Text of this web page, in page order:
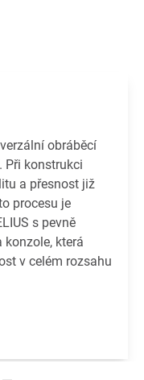
obráběcí
Při konstrukci
a přesnost již
procesu je
s pevně
konzole, která
v celém rozsahu